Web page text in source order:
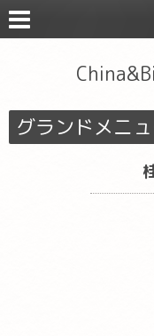
グランドメニ